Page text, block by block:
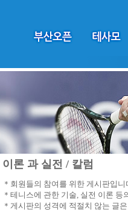
이론 과 실전 / 칼럼
＊회원들의 참여를 위한 게시판입니
＊테니스에 관한 기술, 실전 이론
＊게시판의 성격에 적절치 않는 글